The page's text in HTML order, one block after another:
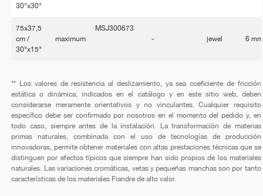
30"x30"
75x37,5
cm /
30"x15"
maximum
MSJ300673
-
jewel 6 mm
** Los valores de resistencia al deslizamiento, ya sea coeficiente de fricción
estática o dinámica, indicados en el catálogo y en este sitio web, deben
considerarse meramente orientativos y no vinculantes. Cualquier requisito
específico debe ser confirmado por nosotros en el momento del pedido y, en
todo caso, siempre antes de la instalación. La transformación de materias
primas naturales, combinada con el uso de tecnologías de producción
innovadoras, permite obtener materiales con altas prestaciones técnicas que se
distinguen por efectos típicos que siempre han sido propios de los materiales
naturales. Las variaciones cromáticas, vetas y pequeñas manchas son por tanto
características de los materiales Fiandre de alto valor.